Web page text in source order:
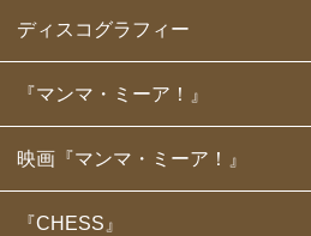
ディスコグラフィー
『マンマ・ミーア！』
映画『マンマ・ミーア！』
『CHESS』